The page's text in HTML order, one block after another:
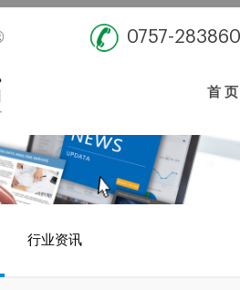
0757-
首 页
行业资讯